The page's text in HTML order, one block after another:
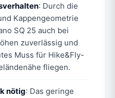
: Durch die
Kappengeometrie
SQ 25 auch bei
zuverlässig und
Muss für Hike&Fly-
fliegen.
nötig: Das geringe